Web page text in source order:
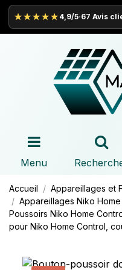
★★★★★ 4,9/5·67 Avis
Menu
Accueil Appareillages et
AppareillagesNiko
Poussoirs Niko Home
pour Niko Home Control,